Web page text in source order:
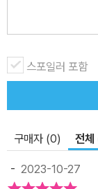
된다는데 해당 내
사용되는 프로그램
됨에 따라, <2024
강의 외에도 여러
을 비롯하여 실기
스포일러 포함
구매자 (0) 전체
- 2023-10-27